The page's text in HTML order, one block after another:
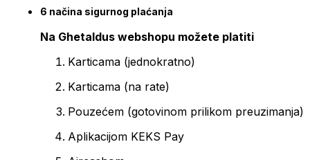
6 načina sigurnog plaćanja
Na Ghetaldus webshopu možete platiti
Karticama (jednokratno)
Karticama (na rate)
Pouzećem (gotovinom prilikom preuzimanja)
Aplikacijom KEKS Pay